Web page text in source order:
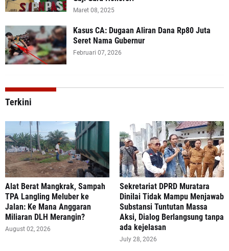
Maret 08, 2025
Kasus CA: Dugaan Aliran Dana Rp80 Juta
Seret Nama Gubernur
Februari 07, 2026
Terkini
Alat Berat Mangkrak, Sampah
TPA Langling Meluber ke
Jalan: Ke Mana Anggaran
Miliaran DLH Merangin?
August 02, 2026
Sekretariat DPRD Muratara
Dinilai Tidak Mampu Menjawab
Substansi Tuntutan Massa
Aksi, Dialog Berlangsung tanpa
ada kejelasan
July 28, 2026